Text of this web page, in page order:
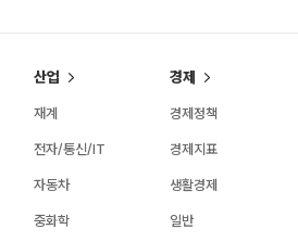
산업
재계
전자/통신/IT
자동차
중화학
경제
경제정책
경제지표
생활경제
일반